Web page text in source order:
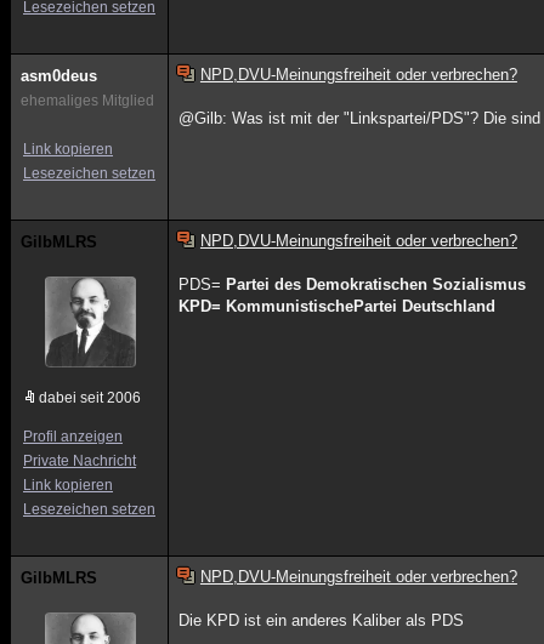
Lesezeichen setzen
asm0deus
ehemaliges Mitglied
Link kopieren
Lesezeichen setzen
NPD,DVU-Meinungsfreiheit oder verbrechen?
@Gilb: Was ist mit der "Linkspartei/PDS"? Die
GilbMLRS
dabei seit 2006
Profil anzeigen
Private Nachricht
Link kopieren
Lesezeichen setzen
NPD,DVU-Meinungsfreiheit oder verbrechen?
PDS= Partei des DemokratischenSozialismus
KPD= KommunistischePartei Deutschland
GilbMLRS NPD,DVU-Meinungsfreiheit oder verbrechen?
Die KPD ist ein anderes Kaliber als PDS